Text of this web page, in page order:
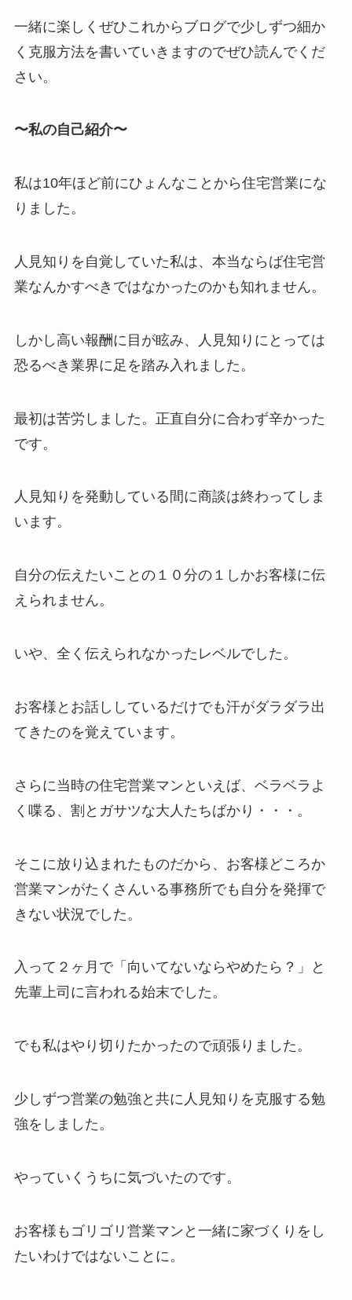
一緒に楽しくぜひこれからブログで少しずつ細か
く克服方法を書いていきますのでぜひ読んでくだ
さい。
〜私の自己紹介〜
私は10年ほど前にひょんなことから住宅営業にな
りました。
人見知りを自覚していた私は、本当ならば住宅営
業なんかすべきではなかったのかも知れません。
しかし高い報酬に目が眩み、人見知りにとっては
恐るべき業界に足を踏み入れました。
最初は苦労しました。正直自分に合わず辛かった
です。
人見知りを発動している間に商談は終わってしま
います。
自分の伝えたいことの１０分の１しかお客様に伝
えられません。
いや、全く伝えられなかったレベルでした。
お客様とお話ししているだけでも汗がダラダラ出
てきたのを覚えています。
さらに当時の住宅営業マンといえば、ベラベラよ
く喋る、割とガサツな大人たちばかり・・・。
そこに放り込まれたものだから、お客様どころか
営業マンがたくさんいる事務所でも自分を発揮で
きない状況でした。
入って２ヶ月で「向いてないならやめたら？」と
先輩上司に言われる始末でした。
でも私はやり切りたかったので頑張りました。
少しずつ営業の勉強と共に人見知りを克服する勉
強をしました。
やっていくうちに気づいたのです。
お客様もゴリゴリ営業マンと一緒に家づくりをし
たいわけではないことに。